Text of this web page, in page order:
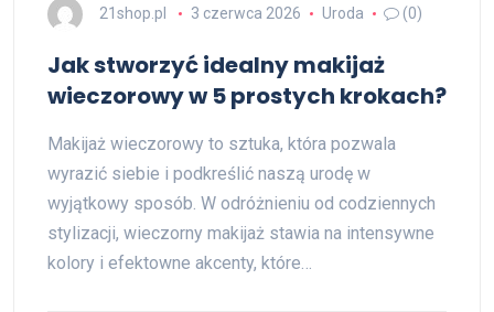
21shop.pl 3 czerwca 2026 Uroda (0)
Jak stworzyć idealny makijaż
wieczorowy w 5 prostych krokach?
Makijaż wieczorowy to sztuka, która pozwala
wyrazić siebie i podkreślić naszą urodę w
wyjątkowy sposób. W odróżnieniu od codziennych
stylizacji, wieczorny makijaż stawia na intensywne
kolory i efektowne akcenty, które…